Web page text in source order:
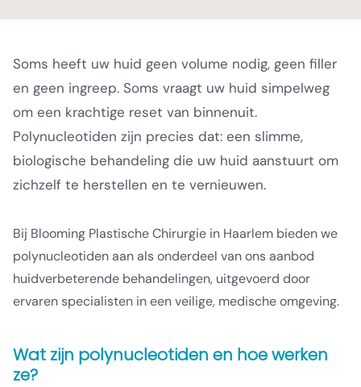
Soms heeft uw huid geen volume nodig, geen filler
en geen ingreep. Soms vraagt uw huid simpelweg
om een krachtige reset van binnenuit.
Polynucleotiden zijn precies dat: een slimme,
biologische behandeling die uw huid aanstuurt om
zichzelf te herstellen en te vernieuwen.
Bij Blooming Plastische Chirurgie in Haarlem bieden we
polynucleotiden aan als onderdeel van ons aanbod
huidverbeterende behandelingen, uitgevoerd door
ervaren specialisten in een veilige, medische omgeving.
Wat zijn polynucleotiden en hoe werken
ze?